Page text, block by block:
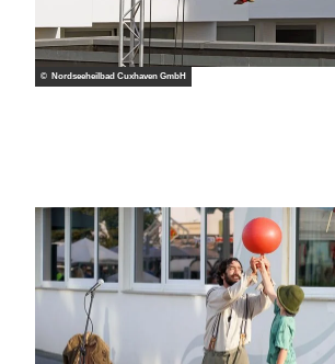
© Nordseeheilbad Cuxhaven GmbH